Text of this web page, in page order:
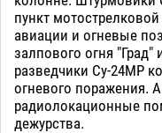
пункт
авиации и огневые
залпового огня
разведчики Су-24МР
огневого поражения.
радиолокационные
дежурства.